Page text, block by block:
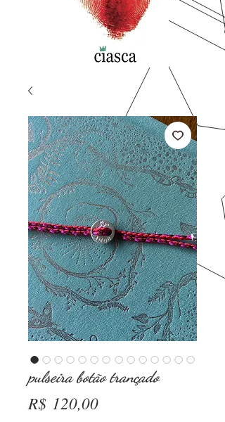
pulseira botão trançado
R$ 120,00Preço